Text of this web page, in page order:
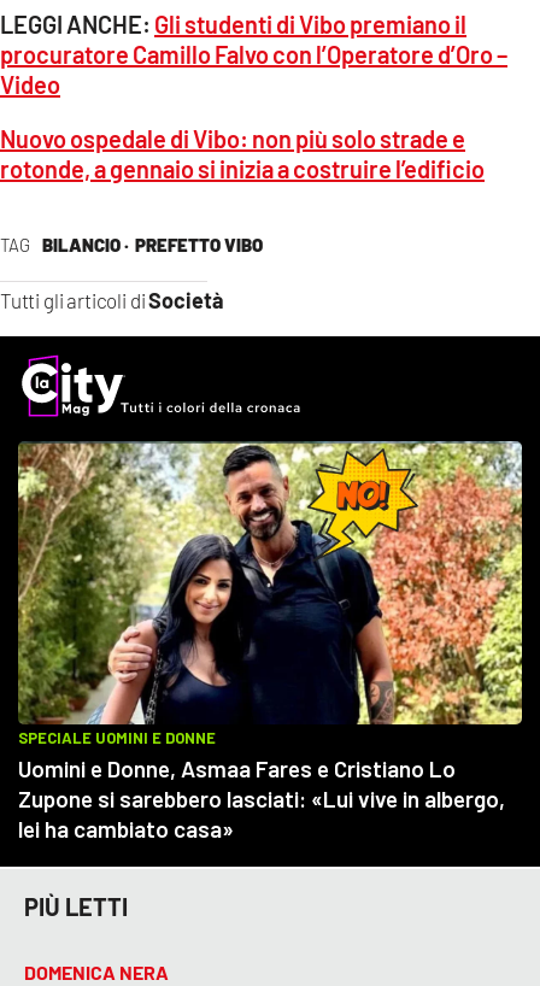
TAG BILANCIO · PREFETTO VIBO
Tutti gli articoli diSocietà
LEGGI ANCHE: Gli studenti di Vibo premiano il
procuratore Camillo Falvo con l’Operatore d’Oro –
Video
Nuovo ospedale di Vibo: non più solo strade e
rotonde, a gennaio si inizia a costruire l’edificio
PIÙ LETTI
DOMENICA NERA